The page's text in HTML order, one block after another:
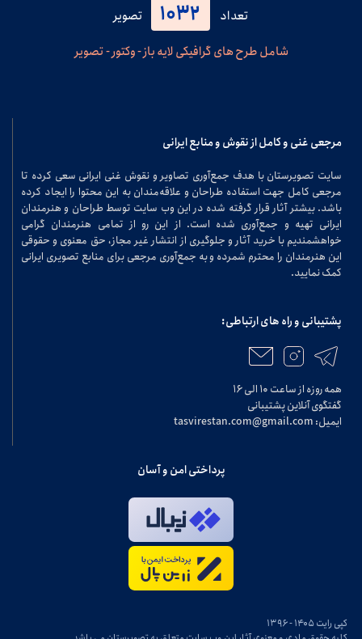
تعداد 1032
تصویر
شامل طرح های گرافیکی لایه باز - وکتور - تصویر
مرجعی غنی و کامل از نقوش و منابع ایرانی
سایت تصویرستان با هدف جمع‌آوری تصاویر و نقوش غنی ایرانی سعی کرده تا
مرجعی کامل جهت استفاده طراحان و علاقه‌مندان به این محتوا را ایجاد کرده
باشد. بیشتر آثار قرار گرفته شده در این وب سایت توسط طراحان و هنرمندان
ایرانی تهیه و جمع‌آوری شده است. از این رو از تمامی هنرمندان گرامی
خواهشمندیم با خرید آثار و جلوگیری از انتشار غیر مجاز، حق معنوی و حقوقی
این هنرمندان را محترم شمرده و به جمع‌آوری مرجعی برای منابع تصویری ایرانی
کمک نمایید.
پشتیبانی و راه های ارتباطی:
همه روزه از ساعت ۱۰ الی ۱۶
گفتگوی آنلاین پشتیبانی
ایمیل: tasvirestan.com@gmail.com
پرداختی امن و آسان
کپی رایت ۱۴۰۵ - ۱۳۹۶